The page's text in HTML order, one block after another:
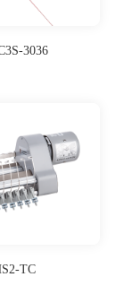
3036
TC